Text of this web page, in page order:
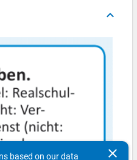
keyboard_arrow_up
clear
based on our data